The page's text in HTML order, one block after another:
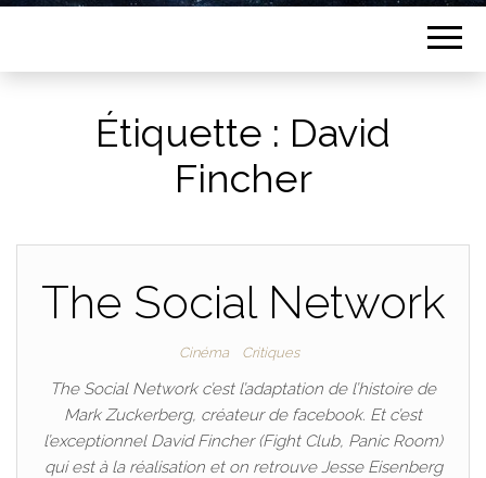
Étiquette : David
Fincher
The Social Network
Cinéma Critiques
The Social Network c’est l’adaptation de l’histoire de
Mark Zuckerberg, créateur de facebook. Et c’est
l’exceptionnel David Fincher (Fight Club, Panic Room)
qui est à la réalisation et on retrouve Jesse Eisenberg